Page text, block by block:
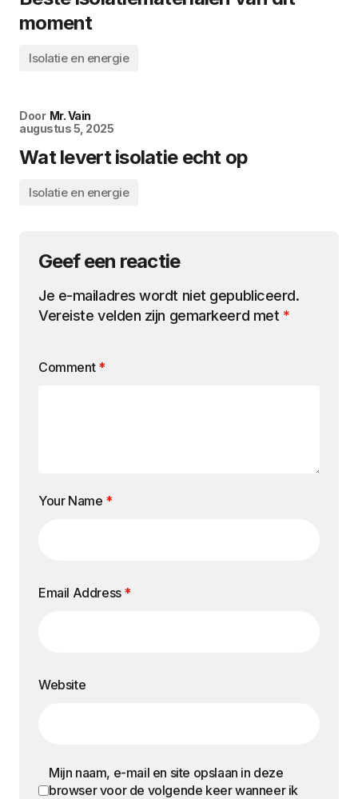
moment
Isolatie en energie
Door Mr. Vain
augustus 5, 2025
Wat levert isolatie echt op
Isolatie en energie
Geef een reactie
Je e-mailadres wordt niet gepubliceerd.
Vereiste velden zijn gemarkeerd met *
Comment *
Your Name *
Email Address *
Website
Mijn naam, e-mail en site opslaan in deze
browser voor de volgende keer wanneer ik